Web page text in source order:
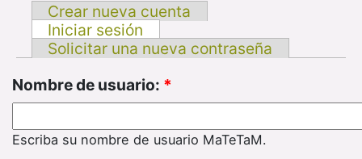
Crear nueva cuenta
Iniciar sesión
Solicitar una nueva contraseña
Nombre de usuario: *
Escriba su nombre de usuario MaTeTaM.